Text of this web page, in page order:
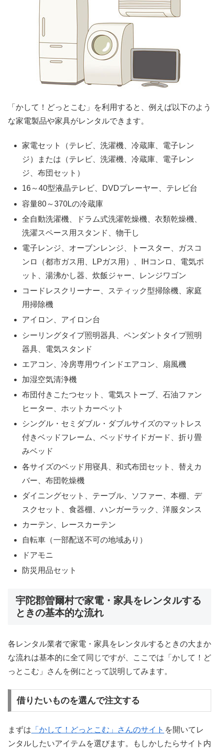
「かして！どっとこむ」を利用すると、例えば以下のよう
な家電製品や家具がレンタルできます。
家電セット（テレビ、洗濯機、冷蔵庫、電子レン
ジ）または（テレビ、洗濯機、冷蔵庫、電子レン
ジ、布団セット）
16～40型液晶テレビ、DVDプレーヤー、テレビ台
容量80～370Lの冷蔵庫
全自動洗濯機、ドラム式洗濯乾燥機、衣類乾燥機、
洗濯スペース用スタンド、物干し
電子レンジ、オーブンレンジ、トースター、ガスコ
ンロ（都市ガス用、LPガス用）、IHコンロ、電気ポ
ット、湯沸かし器、炊飯ジャー、レンジワゴン
コードレスクリーナー、スティック型掃除機、家庭
用掃除機
アイロン、アイロン台
シーリングタイプ照明器具、ペンダントタイプ照明
器具、電気スタンド
エアコン、冷房専用ウインドエアコン、扇風機
加湿空気清浄機
布団付きこたつセット、電気ストーブ、石油ファン
ヒーター、ホットカーペット
シングル・セミダブル・ダブルサイズのマットレス
付きベッドフレーム、ベッドサイドガード、折り畳
みベッド
各サイズのベッド用寝具、和式布団セット、替えカ
バー、布団乾燥機
ダイニングセット、テーブル、ソファー、本棚、デ
スクセット、食器棚、ハンガーラック、洋服タンス
カーテン、レースカーテン
自転車（一部配送不可の地域あり）
ドアモニ
防災用品セット
宇陀郡曽爾村で家電・家具をレンタルする
ときの基本的な流れ
各レンタル業者で家電・家具をレンタルするときの大まか
な流れは基本的に全て同じですが、ここでは「かして！ど
っとこむ」さんを例にとって説明してみます。
借りたいものを選んで注文する
まずは 「かして！どっとこむ」さんのサイト を開いてレ
ンタルしたいアイテムを選びます。もしかしたらサイト内